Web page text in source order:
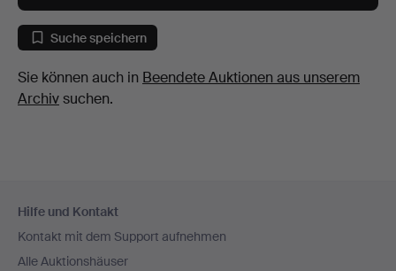
Suche speichern
Sie können auch in Beendete Auktionen aus unserem
Archivsuchen.
Navigation
Hilfe und Kontakt
Kontakt mit dem Support aufnehmen
Alle Auktionshäuser